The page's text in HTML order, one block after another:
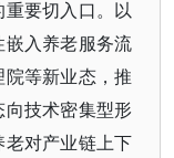
要切入口。以
嵌入养老服务流
等新业态，推
技术密集型形
老对产业链上下